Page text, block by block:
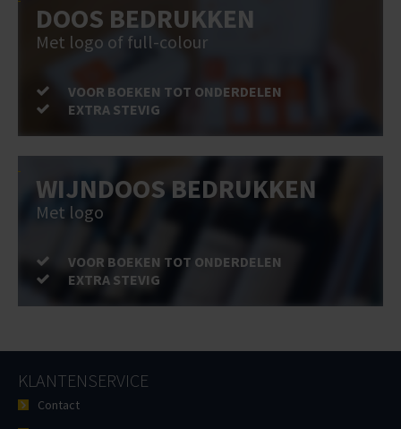
DOOS BEDRUKKEN
Met logo of full-colour
VOOR BOEKEN TOT ONDERDELEN
EXTRA STEVIG
WIJNDOOS BEDRUKKEN
Met logo
VOOR BOEKEN TOT ONDERDELEN
EXTRA STEVIG
KLANTENSERVICE
Contact